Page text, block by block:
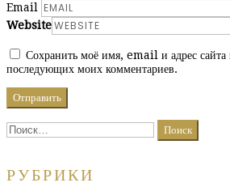
Email
Website
Сохранить моё имя, email и адрес сайта
последующих моих комментариев.
Найти:
РУБРИКИ